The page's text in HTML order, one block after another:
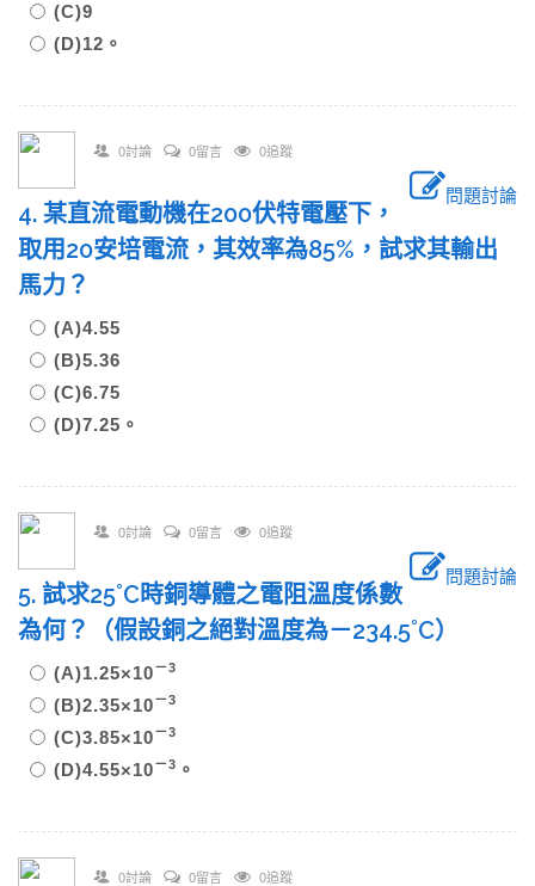
(C)9
(D)12。
0討論 0留言 0追蹤
問題討論
4. 某直流電動機在200伏特電壓下，
取用20安培電流，其效率為85%，試求其輸出
馬力？
(A)4.55
(B)5.36
(C)6.75
(D)7.25。
0討論 0留言 0追蹤
問題討論
5. 試求25˚C時銅導體之電阻溫度係數
為何？（假設銅之絕對溫度為－234.5˚C）
(A)1.25×10－3
(B)2.35×10－3
(C)3.85×10－3
(D)4.55×10－3 。
0討論 0留言 0追蹤